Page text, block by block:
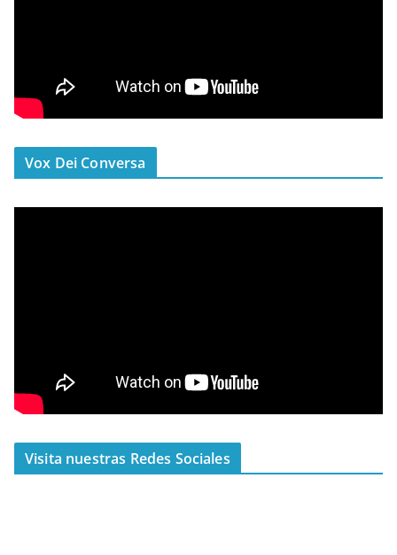
Vox Dei Conversa
Visita nuestras Redes Sociales